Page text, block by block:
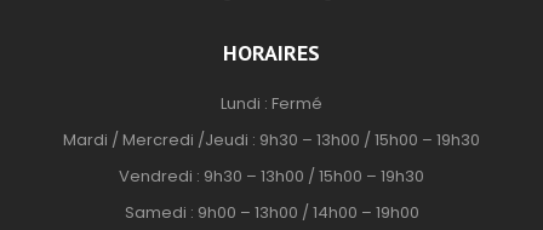
HORAIRES
Lundi : Fermé
Mardi / Mercredi /Jeudi : 9h30 – 13h00 / 15h00 – 19h30
Vendredi : 9h30 – 13h00 / 15h00 – 19h30
Samedi : 9h00 – 13h00 / 14h00 – 19h00